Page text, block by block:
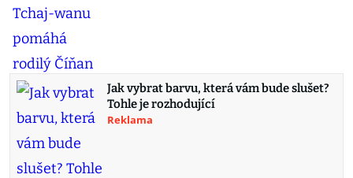
Jak vybrat barvu, která vám bude slušet?
Tohle je rozhodující
Reklama